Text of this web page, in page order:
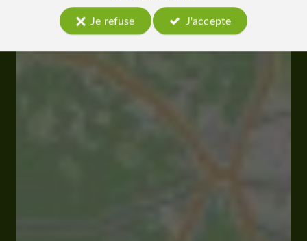
Je refuse
J'accepte